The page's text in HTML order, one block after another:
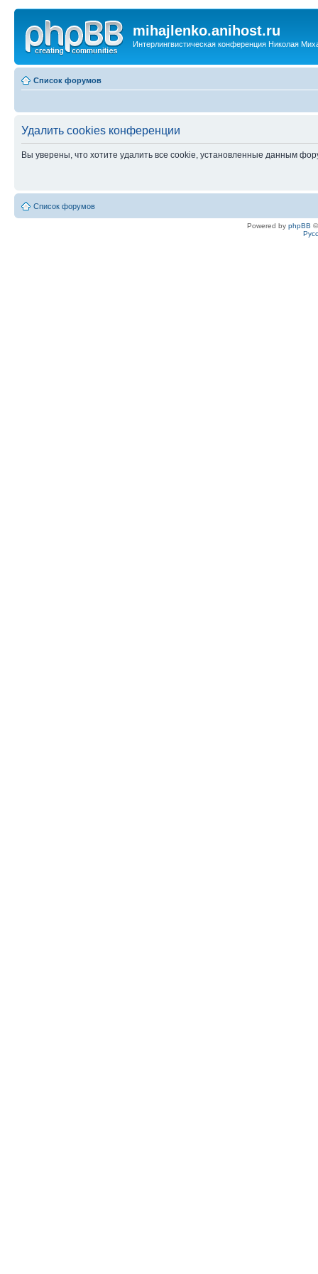
mihajlenko.anihost.ru
Интерлингвистическая конференция Николая
Список форумов
Удалить cookies конференции
Вы уверены, что хотите удалить все cookie, установленные данным
Список форумов
Powered by phpBB